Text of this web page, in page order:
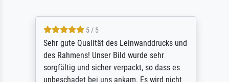
5 / 5
Sehr gute Qualität des Leinwanddrucks und
des Rahmens! Unser Bild wurde sehr
sorgfältig und sicher verpackt, so dass es
unbeschadet bei uns ankam. Es wird nicht